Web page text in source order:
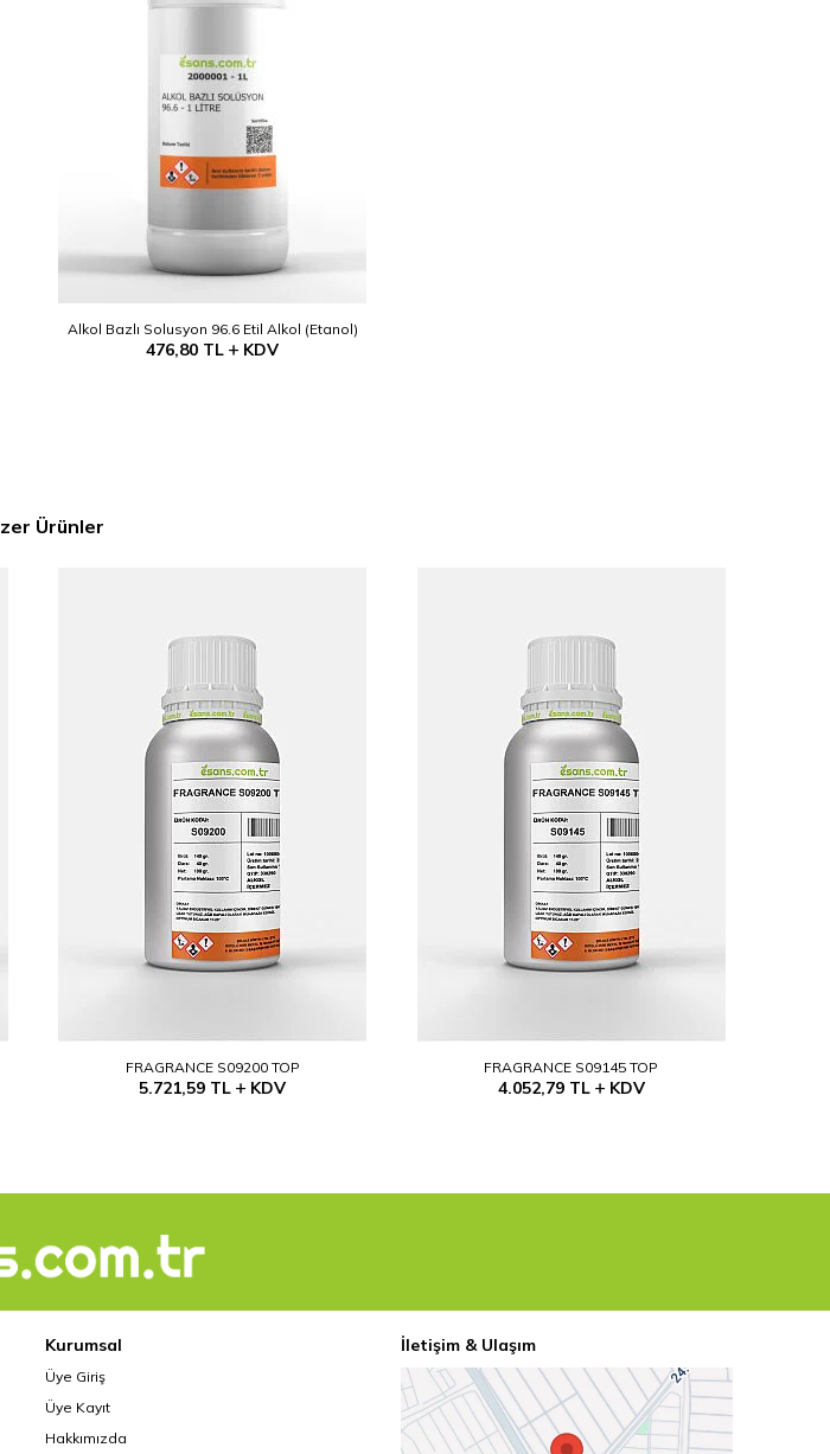
Alkol Bazlı Solusyon 96.6 Etil Alkol (Etanol)
476,80 TL KDV
Ürünler
FRAGRANCE S09200 TOP
5.721,59 TL KDV
FRAGRANCE S09145 TOP
4.052,79TL KDV
Kurumsal
Üye Giriş
Üye Kayıt
Hakkımızda
İletişim & Ulaşım